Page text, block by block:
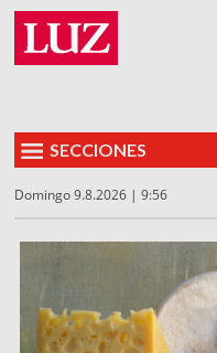
SECCIONES
Domingo 9.8.2026 | 9:56